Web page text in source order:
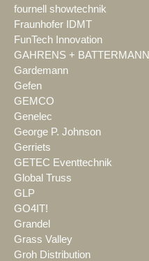
fournell showtechnik
Fraunhofer IDMT
FunTech Innovation
GAHRENS + BATTERMANN
Gardemann
Gefen
GEMCO
Genelec
George P. Johnson
Gerriets
GETEC Eventtechnik
Global Truss
GLP
GO4IT!
Grandel
Grass Valley
Groh Distribution